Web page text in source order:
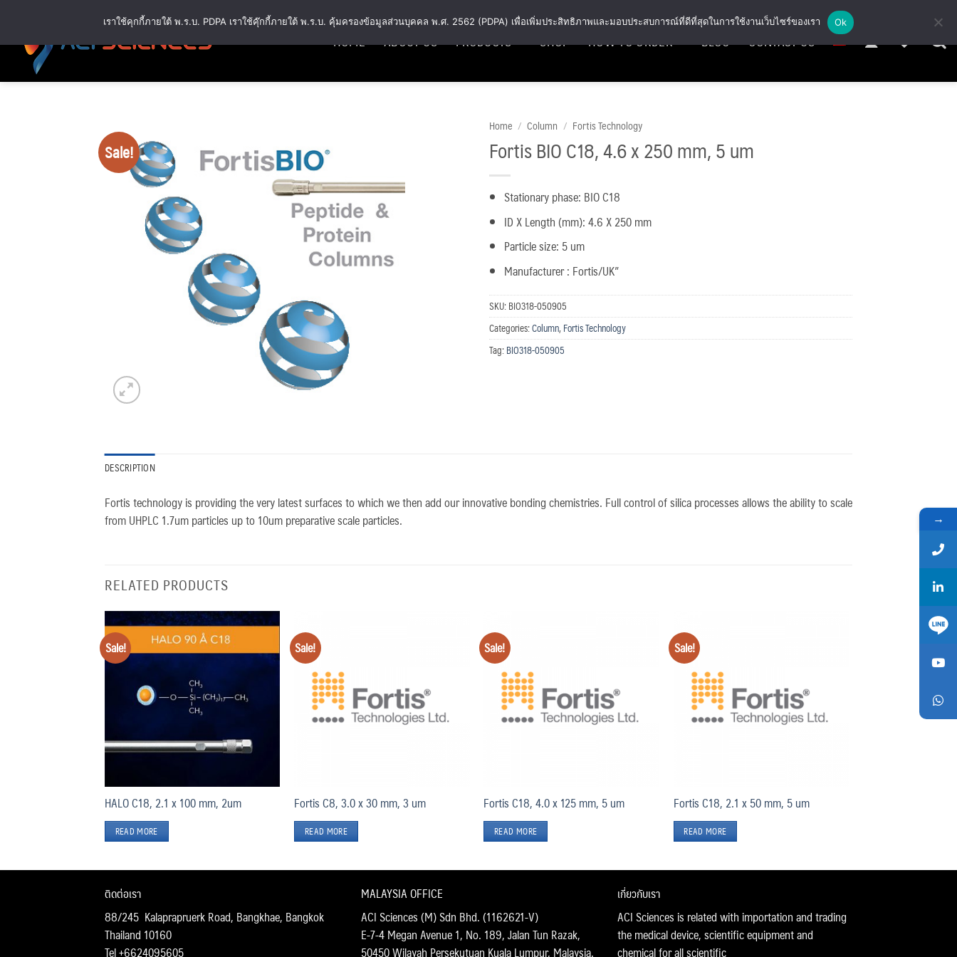
content
HOME ABOUT US PRODUCTS SHOP HOW TO ORDER BLOG CONTACT US
Sale!
wishlist
Home / Column / Fortis Technology
Fortis BIO C18, 4.6 x 250 mm, 5 um
Stationary phase: BIO C18
ID X Length (mm): 4.6 X 250 mm
Particle size: 5 um
Manufacturer : Fortis/UK”
SKU:BIO318-050905
Categories:Column, Fortis Technology
Tag:BIO318-050905
DESCRIPTION
Fortis technology is providing the very latest surfaces to which we then add our innovative bonding chemistries. Full control of silica processes allows the ability to scale
from UHPLC 1.7um particles up to 10um preparative scale particles.
RELATED PRODUCTS
Sale! Add
to
wishlist
HALO C18, 2.1 x 100 mm, 2um
READ MORE
Sale!
Fortis C8, 3.0 x 30 mm, 3 um
READ MORE
Sale!
Fortis C18, 4.0 x 125 mm, 5 um
READ MORE
Sale!
Fortis C18, 2.1 x 50 mm, 5 um
READ MORE
ติดต่อเรา
88/245 Kalaprapruerk Road, Bangkhae, Bangkok
Thailand 10160
Tel +6624095605
MALAYSIA OFFICE
ACI Sciences (M) Sdn Bhd. (1162621-V)
E-7-4 Megan Avenue 1, No. 189, Jalan Tun Razak,
50450 Wilayah Persekutuan Kuala Lumpur, Malaysia.
เกี่ยวกับเรา
ACI Sciences is related with importation and trading
the medical device, scientific equipment and
chemical for all scientific
→
เราใช้คุกกี้ภายใต้ พ.ร.บ. PDPA เราใช้คุ๊กกี้ภายใต้ พ.ร.บ. คุ้มครองข้อมูลส่วนบุคคล พ.ศ. 2562 (PDPA) เพื่อเพิ่มประสิทธิภาพและมอบประสบการณ์ที่ดีที่สุดในการใช้งานเว็บไซร์ของเรา Ok